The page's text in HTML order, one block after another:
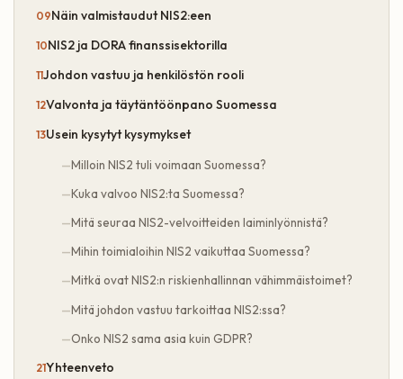
Näin valmistaudut NIS2:een
NIS2 ja DORA finanssisektorilla
Johdon vastuu ja henkilöstön rooli
Valvonta ja täytäntöönpano Suomessa
Usein kysytyt kysymykset
Milloin NIS2 tuli voimaan Suomessa?
Kuka valvoo NIS2:ta Suomessa?
Mitä seuraa NIS2-velvoitteiden laiminlyönnistä?
Mihin toimialoihin NIS2 vaikuttaa Suomessa?
Mitkä ovat NIS2:n riskienhallinnan vähimmäistoimet?
Mitä johdon vastuu tarkoittaa NIS2:ssa?
Onko NIS2 sama asia kuin GDPR?
Yhteenveto